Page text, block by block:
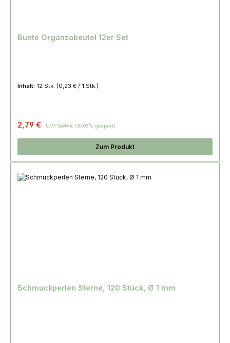
Bunte Organzabeutel 12er Set
Inhalt: 12 Stk. (0,23 € / 1 Stk.)
2,79 € UVP 3,99 € (30.08% gespart)
Zum Produkt
Schmuckperlen Sterne, 120 Stück, Ø 1 mm